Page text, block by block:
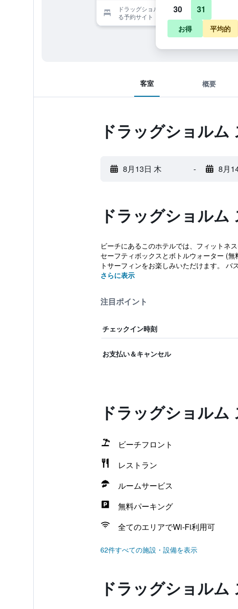
ドラッグショルム スロットを提供す
る予約サイト
客室 概要
ドラッグショル
8月13日 木 - 8月
ドラッグショル
ビーチにあるこのホテルでは、フィットネ
セーフティボックスとボトルウォーター (
トサーフィンをお楽しみいただけます。
さらに表示
注目ポイント
チェックイン時刻
お支払い＆キャンセル
ドラッグショル
ビーチフロント
レストラン
ルームサービス
無料パーキング
全てのエリアでWi-Fi利用可
62件すべての施設・設備を表示
ドラッグショル
30 31
お得 平均的